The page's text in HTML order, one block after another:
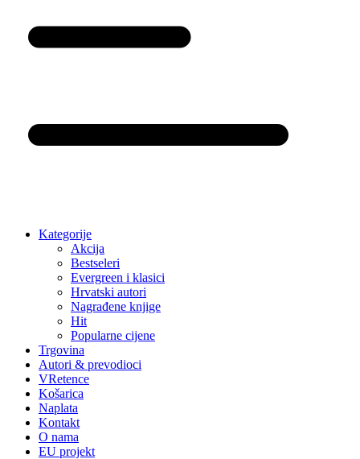
Kategorije
Akcija
Bestseleri
Evergreen i klasici
Hrvatski autori
Nagrađene knjige
Hit
Popularne cijene
Trgovina
Autori & prevodioci
VRetence
Košarica
Naplata
Kontakt
O nama
EU projekt